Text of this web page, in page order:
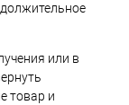
или в
товар и